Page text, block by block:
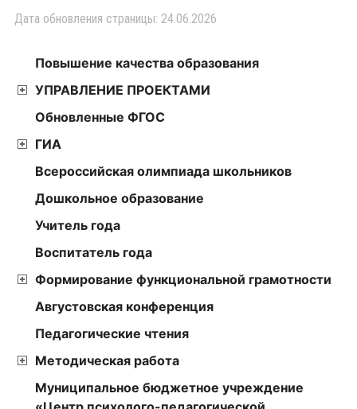
Дата обновления страницы: 24.06.2026
Повышение качества образования
УПРАВЛЕНИЕ ПРОЕКТАМИ
Обновленные ФГОС
ГИА
Всероссийская олимпиада школьников
Дошкольное образование
Учитель года
Воспитатель года
Формирование функциональной грамотности
Августовская конференция
Педагогические чтения
Методическая работа
Муниципальное бюджетное учреждение